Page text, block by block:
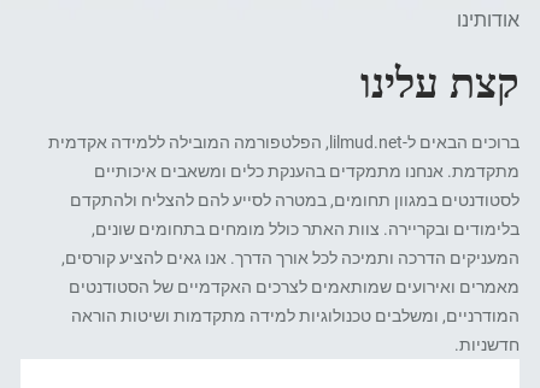
אודותינו
קצת עלינו
ברוכים הבאים ל-lilmud.net, הפלטפורמה המובילה ללמידה אקדמית
מתקדמת. אנחנו מתמקדים בהענקת כלים ומשאבים איכותיים
לסטודנטים במגוון תחומים, במטרה לסייע להם להצליח ולהתקדם
בלימודים ובקריירה. צוות האתר כולל מומחים בתחומים שונים,
המעניקים הדרכה ותמיכה לכל אורך הדרך. אנו גאים להציע קורסים,
מאמרים ואירועים שמותאמים לצרכים האקדמיים של הסטודנטים
המודרניים, ומשלבים טכנולוגיות למידה מתקדמות ושיטות הוראה
חדשניות.